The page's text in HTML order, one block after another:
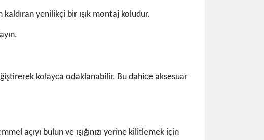
yenilikçi bir ışık montaj koludur.
kolayca odaklanabilir. Bu dahice aksesuar
açıyı bulun ve ışığınızı yerine kilitlemek için